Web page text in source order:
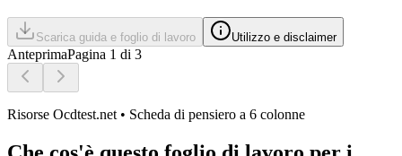
Scarica guida e foglio di lavoro Utilizzo e disclaimer
AnteprimaPagina 1 di 3
Risorse Ocdtest.net • Scheda di pensiero a 6 colonne